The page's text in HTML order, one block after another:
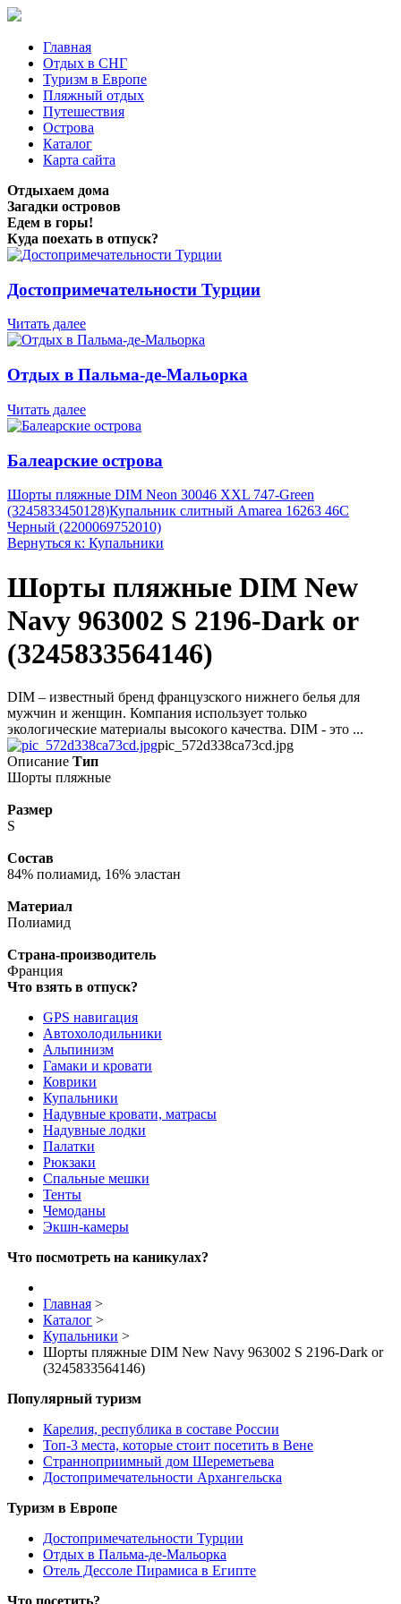
Главная
Отдых в СНГ
Туризм в Европе
Пляжный отдых
Путешествия
Острова
Каталог
Карта сайта
Отдыхаем дома
Загадки островов
Едем в горы!
Куда поехать в отпуск?
Достопримечательности Турции
Читать далее
Отдых в Пальма-де-Мальорка
Читать далее
Балеарские острова
Шорты пляжные DIM Neon 30046 XXL 747-Green
(3245833450128)Купальник слитный Amarea 16263 46C
Черный (2200069752010)
Вернуться к: Купальники
Шорты пляжные DIM New
Navy 963002 S 2196-Dark or
(3245833564146)
DIM – известный бренд французского нижнего белья для
мужчин и женщин. Компания использует только
экологические материалы высокого качества. DIM - это ...
pic_572d338ca73cd.jpg
Описание Тип
Шорты пляжные
Размер
S
Состав
84% полиамид, 16% эластан
Материал
Полиамид
Страна-производитель
Франция
Что взять в отпуск?
GPS навигация
Автохолодильники
Альпинизм
Гамаки и кровати
Коврики
Купальники
Надувные кровати, матрасы
Надувные лодки
Палатки
Рюкзаки
Спальные мешки
Тенты
Чемоданы
Экшн-камеры
Что посмотреть на каникулах?
Главная >
Каталог >
Купальники >
Шорты пляжные DIM New Navy 963002 S 2196-Dark or
(3245833564146)
Популярный туризм
Карелия, республика в составе России
Топ-3 места, которые стоит посетить в Вене
Странноприимный дом Шереметьева
Достопримечательности Архангельска
Туризм в Европе
Достопримечательности Турции
Отдых в Пальма-де-Мальорка
Отель Дессоле Пирамиса в Египте